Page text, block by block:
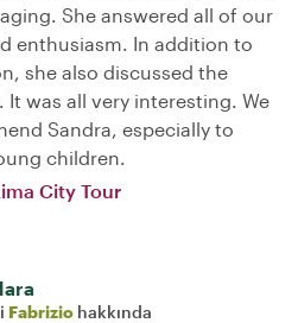
She answered all of our
enthusiasm. In addition to
she also discussed the
was all very interesting. We
Sandra, especially to
children.
City Tour
Fabrizio hakkında